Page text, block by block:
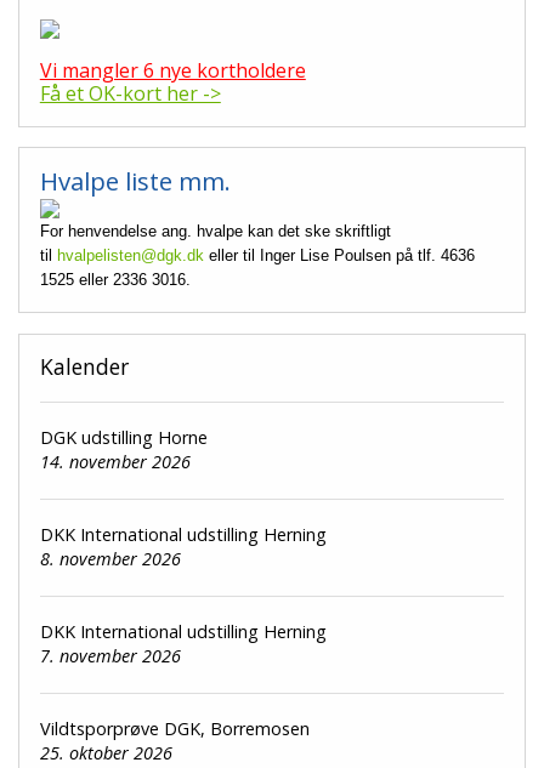
Vi mangler 6 nye kortholdere
Få et OK-kort her ->
Hvalpe liste mm.
For henvendelse ang. hvalpe kan det ske skriftligt
til
hvalpelisten@dgk.dkeller til Inger Lise Poulsen på tlf. 4636
1525 eller 2336 3016.
Kalender
DGK udstilling Horne
14. november 2026
DKK International udstilling Herning
8. november 2026
DKK International udstilling Herning
7. november 2026
Vildtsporprøve DGK, Borremosen
25. oktober 2026